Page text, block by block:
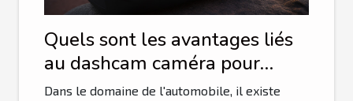
Quels sont les avantages liés
au dashcam caméra pour
voiture?
Dans le domaine de l'automobile, il existe